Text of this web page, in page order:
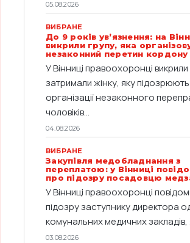
05.08.2026
ВИБРАНЕ
До 9 років ув’язнення: на
викрили групу, яка
незаконний перетин кордону
У Вінниці правоохоронці викрили
затримали жінку, яку
організації незаконного
чоловіків...
04.08.2026
ВИБРАНЕ
Закупівля медобладнання з
переплатою: у Вінниці
про підозру посадовцю
У Вінниці правоохоронці
підозру заступнику директора
комунальних медичних закладів,
03.08.2026